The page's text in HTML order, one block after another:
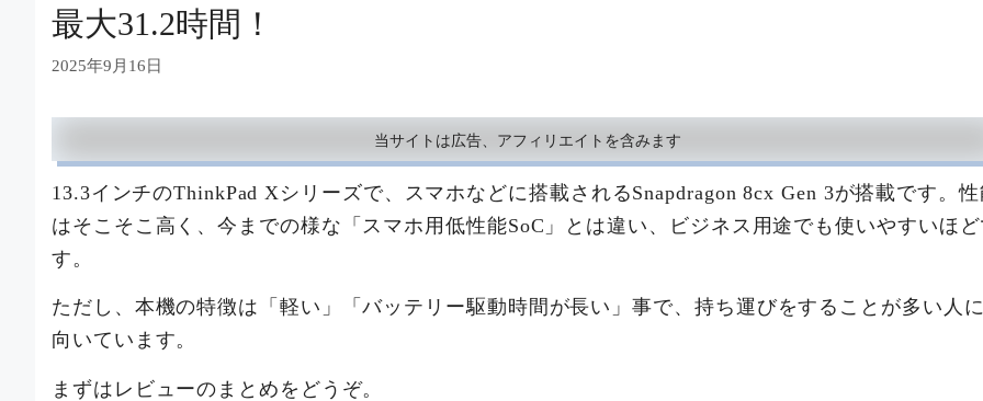
最大31.2時間！
2025年9月16日
当サイトは広告、アフィリエイトを含みます
13.3インチのThinkPad Xシリーズで、スマホなどに搭載されるSnapdragon 8cx Gen 3が搭載です。
はそこそこ高く、今までの様な「スマホ用低性能SoC」とは違い、ビジネス用途でも使いやすいほ
す。
ただし、本機の特徴は「軽い」「バッテリー駆動時間が長い」事で、持ち運びをすることが多い人
向いています。
まずはレビューのまとめをどうぞ。